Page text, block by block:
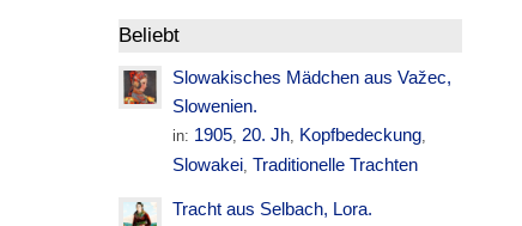
Beliebt
Slowakisches Mädchen aus Važec,
Slowenien.
in: 1905,20. Jh, Kopfbedeckung,
Slowakei, Traditionelle Trachten
Tracht aus Selbach, Lora.